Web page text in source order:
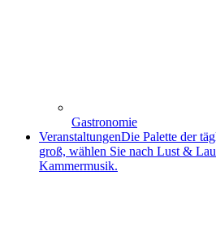
Gastronomie
VeranstaltungenDie Palette der
groß, wählen Sie nach Lust &
Kammermusik.